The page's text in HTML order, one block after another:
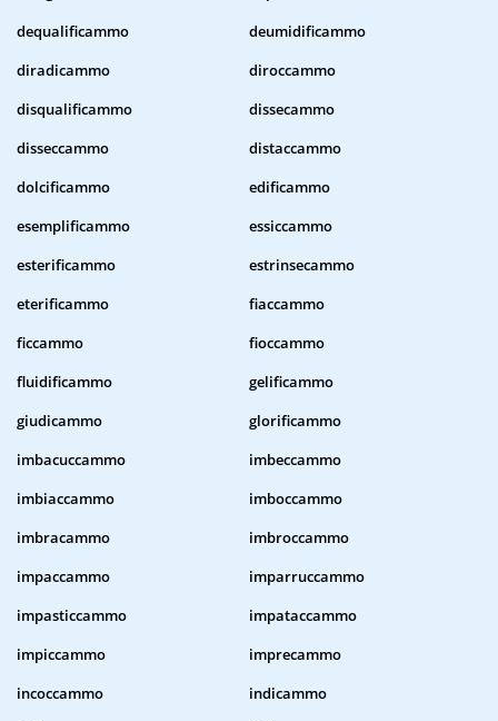
dequalificammo
deumidificammo
diradicammo
diroccammo
disqualificammo
dissecammo
disseccammo
distaccammo
dolcificammo
edificammo
esemplificammo
essiccammo
esterificammo
estrinsecammo
eterificammo
fiaccammo
ficcammo
fioccammo
fluidificammo
gelificammo
giudicammo
glorificammo
imbacuccammo
imbeccammo
imbiaccammo
imboccammo
imbracammo
imbroccammo
impaccammo
imparruccammo
impasticcammo
impataccammo
impiccammo
imprecammo
incoccammo
indicammo